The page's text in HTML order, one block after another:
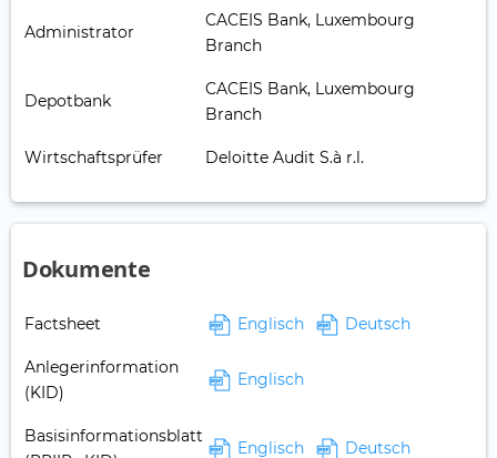
Administrator
CACEIS Bank, Luxembourg
Branch
Depotbank
CACEIS Bank, Luxembourg
Branch
Wirtschaftsprüfer Deloitte Audit S.à r.l.
Dokumente
Factsheet Englisch Deutsch
Anlegerinformation
(KID)
Englisch
Basisinformationsblatt
Englisch Deutsch